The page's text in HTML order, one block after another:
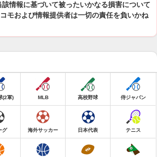
情報に基づいて被ったいかなる損害について
モおよび情報提供者は一切の責任を負いかね
(2軍) MLB 高校野球 侍ジャパン
グ 海外サッカー 日本代表 テニス